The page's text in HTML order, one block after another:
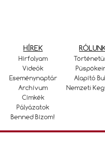
HÍREK
Hírfolyam
Videók
Eseménynaptár
Archívum
Címkék
Pályázatok
Benned Bízom!
Alapító
Nemzeti